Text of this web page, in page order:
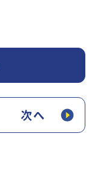
次へ